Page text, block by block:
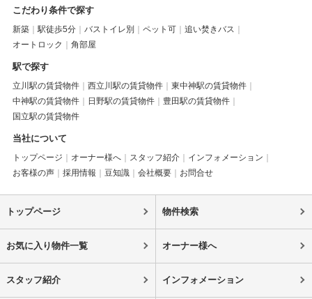
こだわり条件で探す
新築 駅徒歩5分 バストイレ別 ペット可
追い焚きバス
オートロック
角部屋
駅で探す
立川駅の賃貸物件 西立川駅の賃貸物件
東中神駅の賃貸物件
中神駅の賃貸物件
日野駅の賃貸物件
豊田駅の賃貸物件
国立駅の賃貸物件
当社について
トップページ オーナー様へ スタッフ紹介
インフォメーション
お客様の声
採用情報 豆知識 会社概要 お問合せ
トップページ 物件検索
お気に入り物件一覧 オーナー様へ
スタッフ紹介 インフォメーション